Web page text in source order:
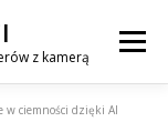
z kamerą
Menu
w ciemności dzięki AI